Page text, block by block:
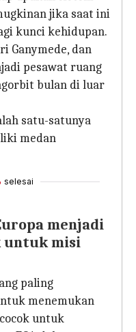
jika saat ini
kunci kehidupan.
Ganymede, dan
pesawat ruang
bulan di luar
satu-satunya
medan
selesai
menjadi
untuk misi
paling
menemukan
untuk